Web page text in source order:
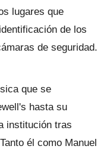
lugares que
de los
de seguridad.
que se
hasta su
institución tras
él como Manuel